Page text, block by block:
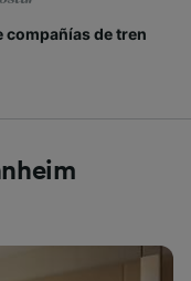
que usan
día